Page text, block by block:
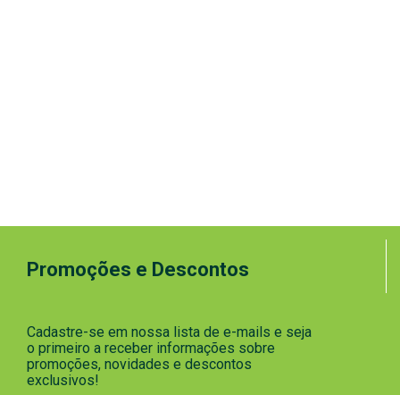
Promoções e Descontos
Cadastre-se em nossa lista de e-mails e seja
o primeiro a receber informações sobre
promoções, novidades e descontos
exclusivos!